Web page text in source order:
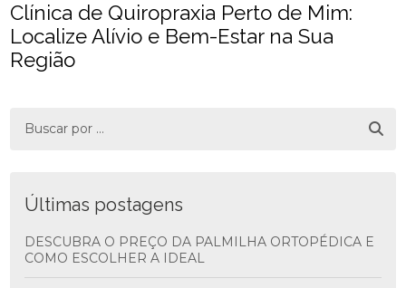
Clínica de Quiropraxia Perto de Mim:
Localize Alívio e Bem-Estar na Sua
Região
Últimas postagens
DESCUBRA O PREÇO DA PALMILHA ORTOPÉDICA E
COMO ESCOLHER A IDEAL